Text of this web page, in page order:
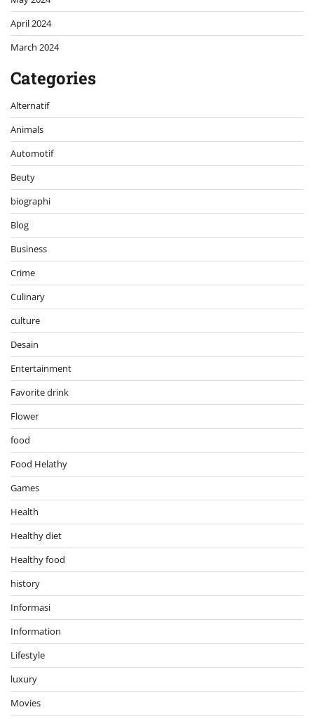
April 2024
March 2024
Categories
Alternatif
Animals
Automotif
Beuty
biographi
Blog
Business
Crime
Culinary
culture
Desain
Entertainment
Favorite drink
Flower
food
Food Helathy
Games
Health
Healthy diet
Healthy food
history
Informasi
Information
Lifestyle
luxury
Movies